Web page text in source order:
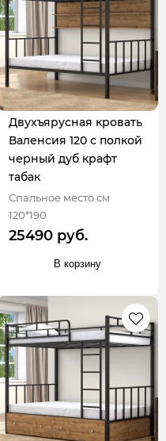
Двухъярусная кровать
Валенсия 120 с полкой
черный дуб крафт
табак
Спальное место см
120*190
25490 руб.
В корзину